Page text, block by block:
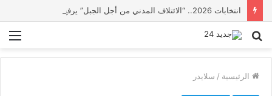
بحث
الرئيسية / سلايدر